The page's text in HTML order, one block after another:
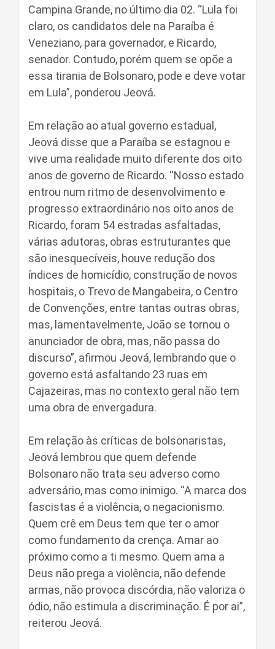
Campina Grande, no último dia 02. “Lula foi
claro, os candidatos dele na Paraíba é
Veneziano, para governador, e Ricardo,
senador. Contudo, porém quem se opõe a
essa tirania de Bolsonaro, pode e deve votar
em Lula”, ponderou Jeová.
Em relação ao atual governo estadual,
Jeová disse que a Paraíba se estagnou e
vive uma realidade muito diferente dos oito
anos de governo de Ricardo. “Nosso estado
entrou num ritmo de desenvolvimento e
progresso extraordinário nos oito anos de
Ricardo, foram 54 estradas asfaltadas,
várias adutoras, obras estruturantes que
são inesquecíveis, houve redução dos
índices de homicídio, construção de novos
hospitais, o Trevo de Mangabeira, o Centro
de Convenções, entre tantas outras obras,
mas, lamentavelmente, João se tornou o
anunciador de obra, mas, não passa do
discurso”, afirmou Jeová, lembrando que o
governo está asfaltando 23 ruas em
Cajazeiras, mas no contexto geral não tem
uma obra de envergadura.
Em relação às críticas de bolsonaristas,
Jeová lembrou que quem defende
Bolsonaro não trata seu adverso como
adversário, mas como inimigo. “A marca dos
fascistas é a violência, o negacionismo.
Quem crê em Deus tem que ter o amor
como fundamento da crença. Amar ao
próximo como a ti mesmo. Quem ama a
Deus não prega a violência, não defende
armas, não provoca discórdia, não valoriza o
ódio, não estimula a discriminação. É por ai”,
reiterou Jeová.